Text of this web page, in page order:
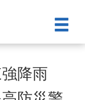
強降雨